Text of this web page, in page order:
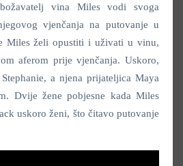
vina Miles vodi svoga
vjenčanja na putovanje u
Miles želi opustiti i uživati u vinu,
aferom prije vjenčanja. Uskoro,
a njena prijateljica Maya
Dvije žene pobjesne kada Miles
uskoro ženi, što čitavo putovanje